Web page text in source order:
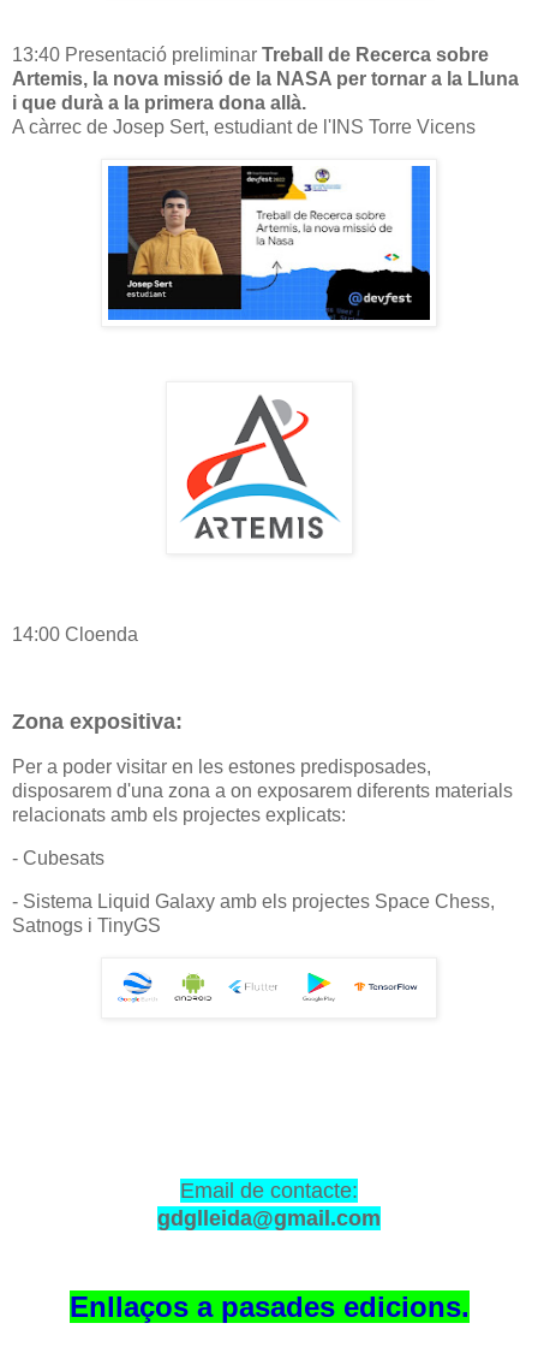
13:40 Presentació preliminar Treball de Recerca sobre
Artemis, la nova missió de la NASA per tornar a la Lluna
i que durà a la primera dona allà.
A càrrec de Josep Sert, estudiant de l'INS Torre Vicens
14:00 Cloenda
Zona expositiva:
Per a poder visitar en les estones predisposades,
disposarem d'una zona a on exposarem diferents materials
relacionats amb els projectes explicats:
- Cubesats
- Sistema Liquid Galaxy amb els projectes Space Chess,
Satnogs i TinyGS
Email de contacte:
gdglleida@gmail.com
Enllaços a pasades edicions.